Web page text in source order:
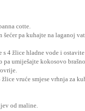
cotte.
pa kuhajte na laganoj
4 žlice hladne vode i
umiješajte kokosovo brašno
vruće smjese vrhnja za
od maline.